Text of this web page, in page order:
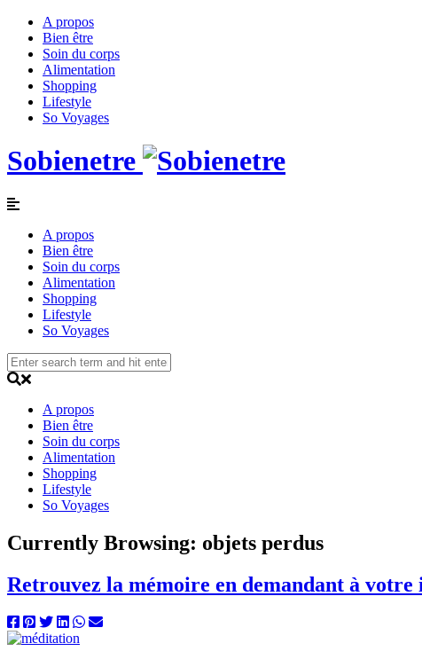
A propos
Bien être
Soin du corps
Alimentation
Shopping
Lifestyle
So Voyages
Sobienetre
A propos
Bien être
Soin du corps
Alimentation
Shopping
Lifestyle
So Voyages
A propos
Bien être
Soin du corps
Alimentation
Shopping
Lifestyle
So Voyages
Currently Browsing: objets perdus
Retrouvez la mémoire en demandant à votre